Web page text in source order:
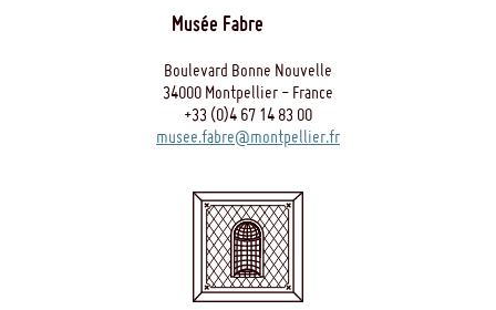
Musée Fabre
Boulevard Bonne Nouvelle
34000 Montpellier - France
+33 (0)4 67 14 83 00
musee.fabre@montpellier.fr